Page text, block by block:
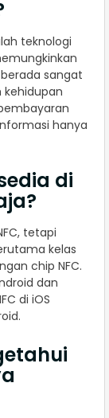
teknologi
sangat
kehidupan
hanya
di
tetapi
kelas
chip NFC.
dan
di iOS